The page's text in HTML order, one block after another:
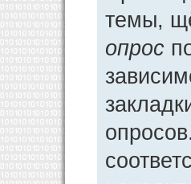
темы,
опрос